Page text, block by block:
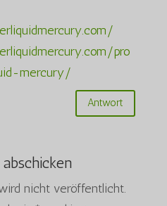
pro
mercury/
Antwort
nicht veröffentlicht.